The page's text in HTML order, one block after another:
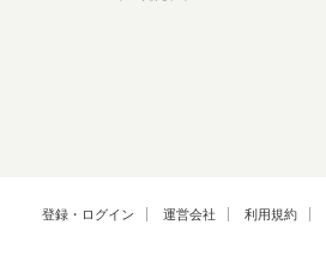
登録・ログイン 運営会社 利用規約